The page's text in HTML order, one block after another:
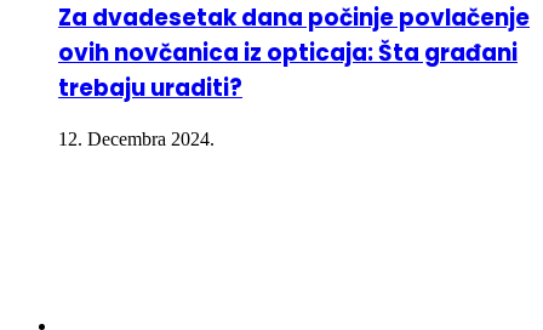
Za dvadesetak dana počinje povlačenje
ovih novčanica iz opticaja: Šta građani
trebaju uraditi?
12. Decembra 2024.